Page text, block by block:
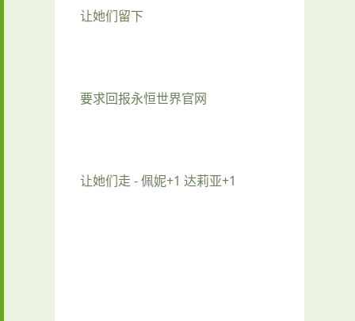
让她们留下
要求回报永恒世界官网
让她们走 - 佩妮+1 达莉亚+1